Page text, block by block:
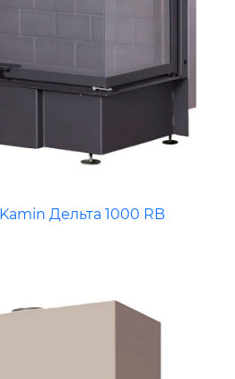
Дельта 1000 RB